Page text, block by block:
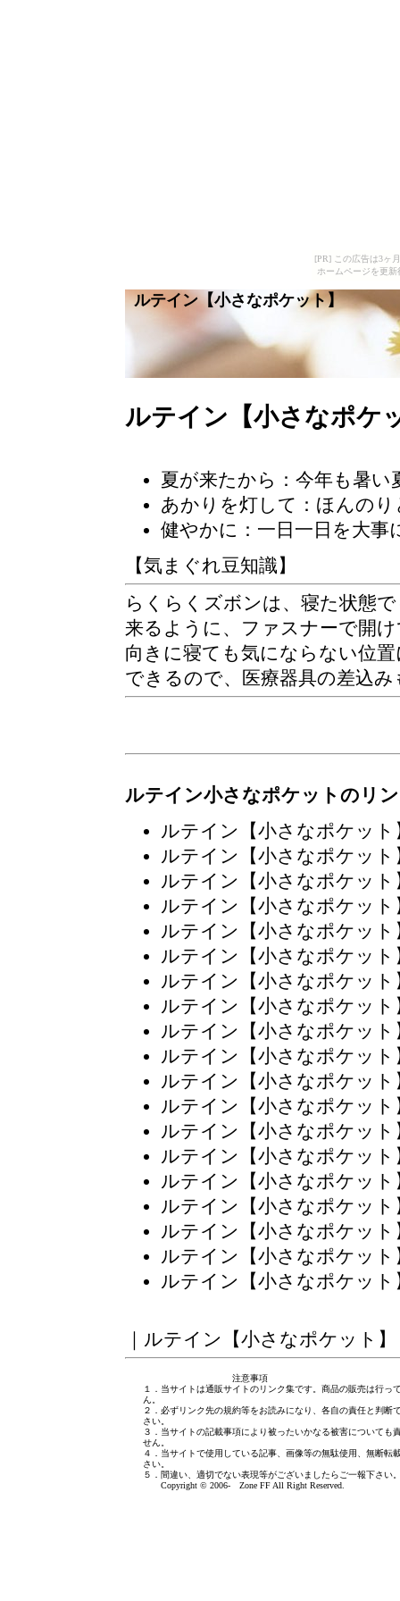
[PR] この広告は3ヶ
ホームページを更
ルテイン【小さなポケット】
ルテイン【小さなポケ
夏が来たから：今年も暑い
あかりを灯して：ほんの
健やかに：一日一日を大
【気まぐれ豆知識】
らくらくズボンは、寝た状態
来るように、ファスナーで開
向きに寝ても気にならない位
できるので、医療器具の差込
ルテイン小さなポケットのリ
ルテイン【小さなポケッ
ルテイン【小さなポケッ
ルテイン【小さなポケッ
ルテイン【小さなポケッ
ルテイン【小さなポケッ
ルテイン【小さなポケッ
ルテイン【小さなポケッ
ルテイン【小さなポケッ
ルテイン【小さなポケッ
ルテイン【小さなポケッ
ルテイン【小さなポケッ
ルテイン【小さなポケッ
ルテイン【小さなポケッ
ルテイン【小さなポケッ
ルテイン【小さなポケッ
ルテイン【小さなポケッ
ルテイン【小さなポケッ
ルテイン【小さなポケッ
ルテイン【小さなポケッ
｜ ルテイン【小さなポケット】
注意事項
１．当サイトは通販サイトのリンク集です。商品の販売は行っ
ん。
２．必ずリンク先の規約等をお読みになり、各自の責任と判断
さい。
３．当サイトの記載事項により被ったいかなる被害についても
せん。
４．当サイトで使用している記事、画像等の無駄使用、無断転
さい。
５．間違い、適切でない表現等がございましたら ご一報下さい
Copyright © 2006- Zone FF All Right Reserved.